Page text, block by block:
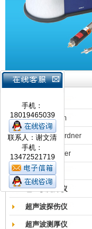
手机：
18019465039
联系人：谢文清
手机：
13472521719
产品目录
涂膜机
德国Erichsen
德国BYK-Gardner
英国Elcometer
耐磨试验机
色差仪光泽仪
超声波探伤仪
超声波测厚仪